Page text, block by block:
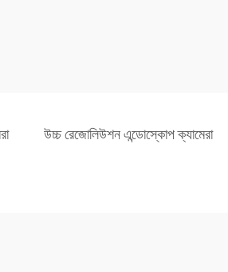
উচ্চ রেজোলিউশন এন্ডোস্কোপ ক্যামেরা